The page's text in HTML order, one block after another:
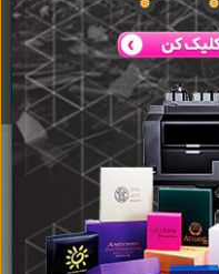
آلات عمومی و صنعتی
رایانه
0